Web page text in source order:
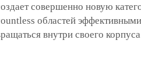
совершенно новую
областей
внутри своего